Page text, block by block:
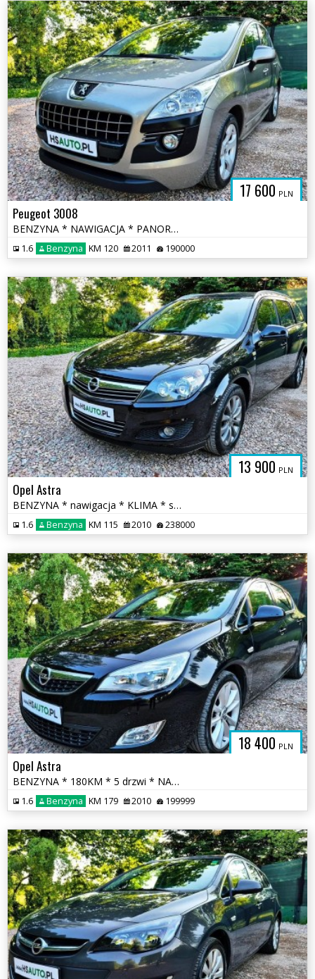
17 600 PLN
Peugeot 3008
BENZYNA * NAWIGACJA * PANORAMA * super * okazja * polecamy
1.6 Benzyna KM 120 2011 190000
13 900 PLN
Opel Astra
BENZYNA * nawigacja * KLIMA * super * okazja * POLECAMY
1.6 Benzyna KM 115 2010 238000
18 400 PLN
Opel Astra
BENZYNA * 180KM * 5 drzwi * NAWIGACJA * super * oakzja * polecamy
1.6 Benzyna KM 179 2010 199999